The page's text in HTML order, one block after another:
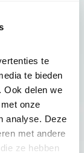
te
te bieden
Ook delen we
onze
analyse. Deze
met andere
ze hebben